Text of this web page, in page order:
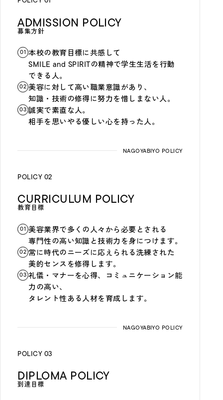
ADMISSION POLICY
募集方針
01 本校の教育目標に共感して
SMILE and SPIRITの精神で学生生活を行動
できる人。
02 美容に対して高い職業意識があり、
知識・技術の修得に努力を惜しまない人。
03 誠実で素直な人。
相手を思いやる優しい心を持った人。
POLICY 02
CURRICULUM POLICY
教育目標
01 美容業界で多くの人々から必要とされる
専門性の高い知識と技術力を身につけます。
02 常に時代のニーズに応えられる洗練された
美的センスを修得します。
03 礼儀・マナーを心得、コミュニケーション能
力の高い、
タレント性ある人材を育成します。
POLICY 03
DIPLOMA POLICY
到達目標